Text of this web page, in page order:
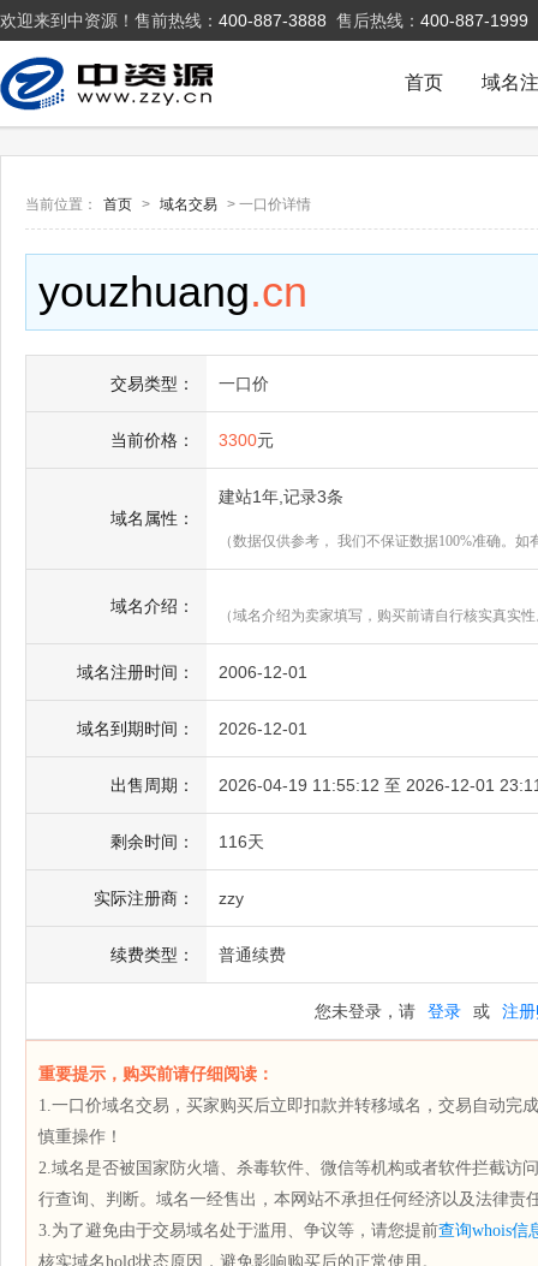
欢迎来到中资源！售前热线： 400-887-3888 售后热线： 400-887-1999
域名
首页
当前位置： 首页 > 域名交易 > 一口价详情
youzhuang.cn
交易类型： 一口价
当前价格： 3300元
域名属性：
建站1年,记录3条
（数据仅供参考， 我们不保证数据100%准确。
域名介绍： （域名介绍为卖家填写，购买前请自行核实真实
域名注册时间： 2006-12-01
域名到期时间： 2026-12-01
出售周期： 2026-04-19 11:55:12 至 2026-12-01
剩余时间： 116天
实际注册商： zzy
续费类型： 普通续费
您未登录，请 登录 或 注
重要提示，购买前请仔细阅读：
1.一口价域名交易，买家购买后立即扣款并转移域名，交易自动完
慎重操作！
2.域名是否被国家防火墙、杀毒软件、微信等机构或者软件拦截访
行查询、判断。域名一经售出，本网站不承担任何经济以及法律责
3.为了避免由于交易域名处于滥用、争议等，请您提前查询whois信
核实域名hold状态原因，避免影响购买后的正常使用。